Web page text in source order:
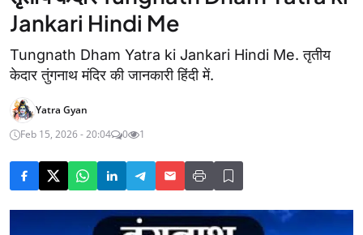
Jankari Hindi Me
Tungnath Dham Yatra ki Jankari Hindi Me. तृतीय
केदार तुंगनाथ मंदिर की जानकारी हिंदी में.
Yatra Gyan
Feb 15, 2026 - 20:04
0 1